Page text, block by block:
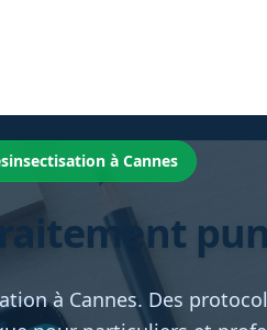
à Cannes
à Cannes. Des